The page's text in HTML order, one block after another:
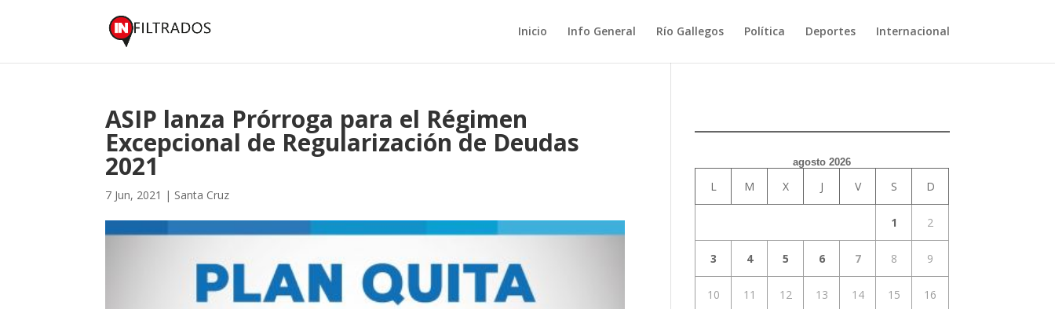
Inicio Info General Río Gallegos Política Deportes Internacional
ASIP lanza Prórroga para el Régimen
Excepcional de Regularización de Deudas
2021
7 Jun, 2021 | Santa Cruz
agosto 2026
L M X J V S D
1 2
3 4 5 6 7 8 9
10 11 12 13 14 15 16